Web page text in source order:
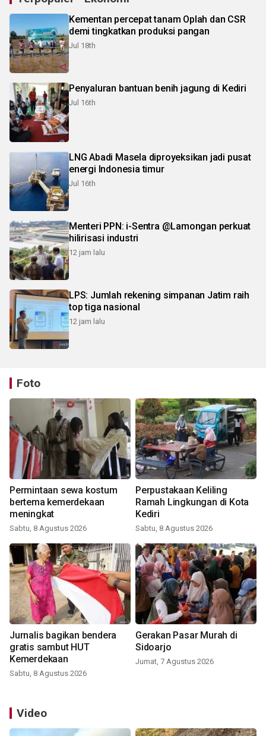
Kementan percepat tanam Oplah dan CSR
demi tingkatkan produksi pangan
Jul 18th
Penyaluran bantuan benih jagung di Kediri
Jul 16th
LNG Abadi Masela diproyeksikan jadi pusat
energi Indonesia timur
Jul 16th
Menteri PPN: i-Sentra @Lamongan perkuat
hilirisasi industri
12 jam lalu
LPS: Jumlah rekening simpanan Jatim raih
top tiga nasional
12 jam lalu
Foto
Permintaan sewa kostum
bertema kemerdekaan
meningkat
Sabtu, 8 Agustus 2026
Perpustakaan Keliling
Ramah Lingkungan di Kota
Kediri
Sabtu, 8 Agustus 2026
Jurnalis bagikan bendera
gratis sambut HUT
Kemerdekaan
Sabtu, 8 Agustus 2026
Gerakan Pasar Murah di
Sidoarjo
Jumat, 7 Agustus 2026
Video